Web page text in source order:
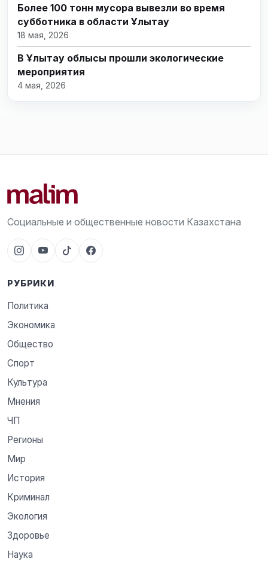
Более 100 тонн мусора вывезли во время
субботника в области Ұлытау
18 мая, 2026
В Ұлытау облысы прошли экологические
мероприятия
4 мая, 2026
Социальные и общественные новости Казахстана
РУБРИКИ
Политика
Экономика
Общество
Спорт
Культура
Мнения
ЧП
Регионы
Мир
История
Криминал
Экология
Здоровье
Наука